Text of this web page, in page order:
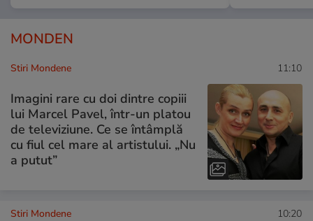
MONDEN
Stiri Mondene 11:10
Imagini rare cu doi dintre copiii
lui Marcel Pavel, într-un platou
de televiziune. Ce se întâmplă
cu fiul cel mare al artistului. „Nu
a putut”
Stiri Mondene 10:20